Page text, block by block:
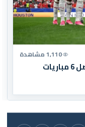
1,110 مشاهدة
مرة أخرى.. "الأسود" يلعبون 5 من أصل 6 مباريات